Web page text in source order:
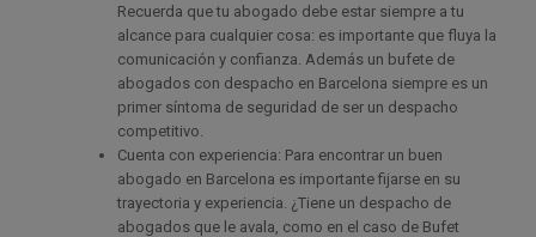
Recuerda que tu abogado debe estar siempre a tu
alcance para cualquier cosa: es importante que fluya la
comunicación y confianza. Además un bufete de
abogados con despacho en Barcelona siempre es un
primer síntoma de seguridad de ser un despacho
competitivo.
Cuenta con experiencia: Para encontrar un buen
abogado en Barcelona es importante fijarse en su
trayectoria y experiencia. ¿Tiene un despacho de
abogados que le avala, como en el caso de Bufet